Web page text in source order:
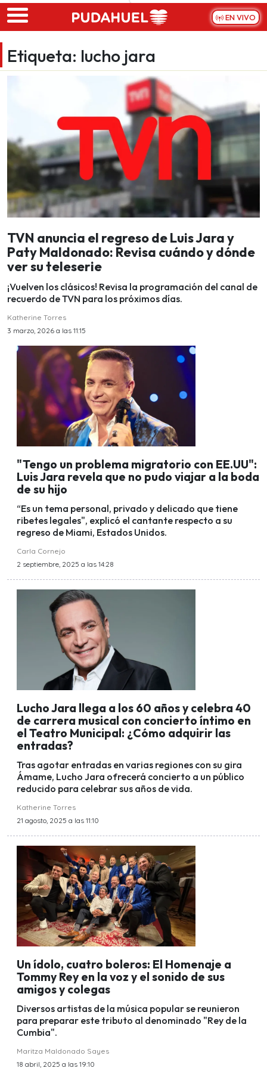
Skip to main content
EN VIVO
Etiqueta: lucho jara
TVN anuncia el regreso de Luis Jara y
Paty Maldonado: Revisa cuándo y dónde
ver su teleserie
¡Vuelven los clásicos! Revisa la programación del canal de
recuerdo de TVN para los próximos días.
Katherine Torres
3 marzo, 2026 a las 11:15
"Tengo un problema migratorio con EE.UU":
Luis Jara revela que no pudo viajar a la boda
de su hijo
“Es un tema personal, privado y delicado que tiene
ribetes legales", explicó el cantante respecto a su
regreso de Miami, Estados Unidos.
Carla Cornejo
2 septiembre, 2025 a las 14:28
Lucho Jara llega a los 60 años y celebra 40
de carrera musical con concierto íntimo en
el Teatro Municipal: ¿Cómo adquirir las
entradas?
Tras agotar entradas en varias regiones con su gira
Ámame, Lucho Jara ofrecerá concierto a un público
reducido para celebrar sus años de vida.
Katherine Torres
21 agosto, 2025 a las 11:10
Un ídolo, cuatro boleros: El Homenaje a
Tommy Rey en la voz y el sonido de sus
amigos y colegas
Diversos artistas de la música popular se reunieron
para preparar este tributo al denominado "Rey de la
Cumbia".
Maritza Maldonado Sayes
18 abril, 2025 a las 19:10